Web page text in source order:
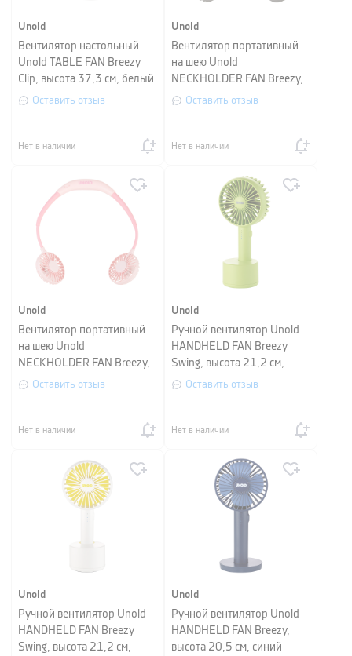
Unold
Вентилятор настольный
Unold TABLE FAN Breezy
Clip, высота 37,3 см, белый
с желтым
Оставить отзыв
Нет в наличии
Unold
Вентилятор портативный
на шею Unold
NECKHOLDER FAN Breezy,
высота 29 см, зеленый с
Оставить отзыв
Нет в наличии
Unold
Вентилятор портативный
на шею Unold
NECKHOLDER FAN Breezy,
высота 29 см, розовый
Оставить отзыв
Нет в наличии
Unold
Ручной вентилятор Unold
HANDHELD FAN Breezy
Swing, высота 21,2 см,
светло-зеленый
Оставить отзыв
Нет в наличии
Unold
Ручной вентилятор Unold
HANDHELD FAN Breezy
Swing, высота 21,2 см,
Unold
Ручной вентилятор Unold
HANDHELD FAN Breezy,
высота 20,5 см, синий